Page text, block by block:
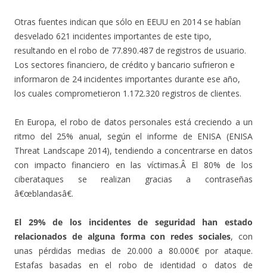
Otras fuentes indican que sólo en EEUU en 2014 se habían
desvelado 621 incidentes importantes de este tipo,
resultando en el robo de 77.890.487 de registros de usuario.
Los sectores financiero, de crédito y bancario sufrieron e
informaron de 24 incidentes importantes durante ese año,
los cuales comprometieron 1.172.320 registros de clientes.
En Europa, el robo de datos personales está creciendo a un
ritmo del 25% anual, según el informe de ENISA (ENISA
Threat Landscape 2014), tendiendo a concentrarse en datos
con impacto financiero en las víctimas.Â El 80% de los
ciberataques se realizan gracias a contraseñas
â€œblandasâ€.
El 29% de los incidentes de seguridad han estado
relacionados de alguna forma con redes sociales, con
unas pérdidas medias de 20.000 a 80.000€ por ataque.
Estafas basadas en el robo de identidad o datos de